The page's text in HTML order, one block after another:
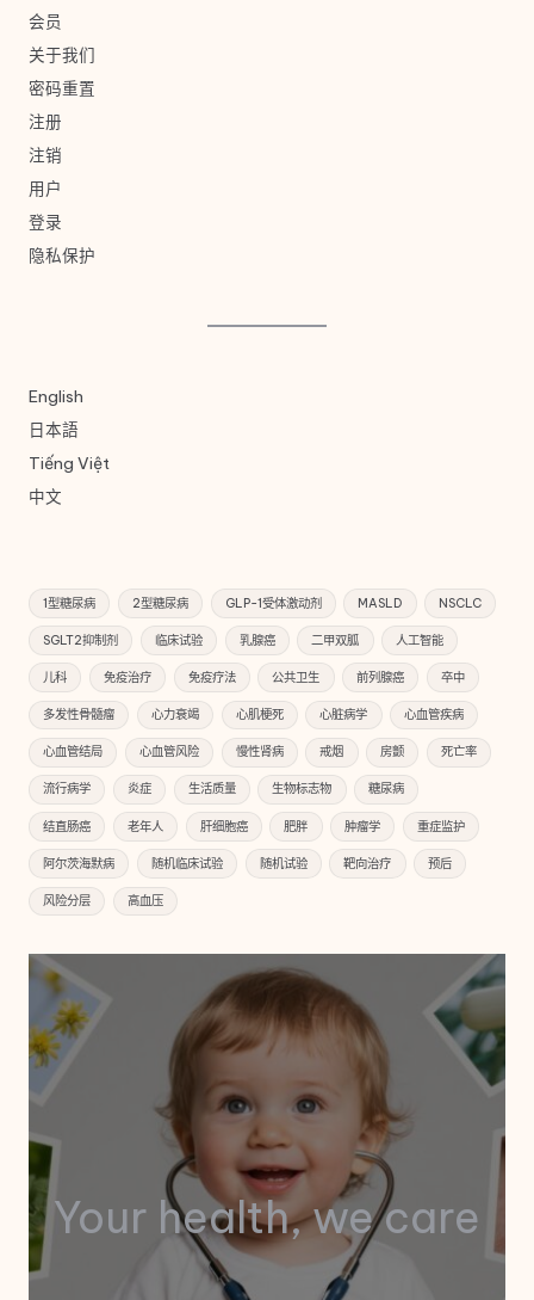
会员
关于我们
密码重置
注册
注销
用户
登录
隐私保护
English
日本語
Tiếng Việt
中文
1型糖尿病 2型糖尿病 GLP-1受体激动剂 MASLD NSCLC
SGLT2抑制剂 临床试验 乳腺癌 二甲双胍 人工智能
儿科 免疫治疗 免疫疗法 公共卫生 前列腺癌 卒中
多发性骨髓瘤 心力衰竭 心肌梗死 心脏病学 心血管疾病
心血管结局 心血管风险 慢性肾病 戒烟 房颤 死亡率
流行病学 炎症 生活质量 生物标志物 糖尿病
结直肠癌 老年人 肝细胞癌 肥胖 肿瘤学 重症监护
阿尔茨海默病 随机临床试验 随机试验 靶向治疗 预后
风险分层 高血压
Your health, we care